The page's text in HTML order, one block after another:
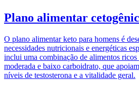
Plano alimentar
O plano alimentar keto para homens é
necessidades nutricionais e energéticas
inclui uma combinação de alimentos
moderada e baixo carboidrato, que
níveis de testosterona e a vitalidade geral.